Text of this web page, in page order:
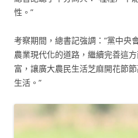
性。”
考察期間，總書記強調：“黨中央
農業現代化的道路，繼續完善這
富，讓廣大農民生活芝麻開花節
生活。”